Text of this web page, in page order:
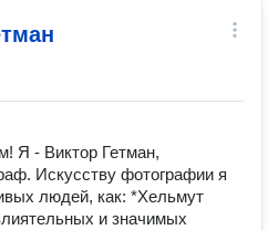
Я - Виктор Гетман,
Искусству фотографии я
людей, как: *Хельмут
и значимых